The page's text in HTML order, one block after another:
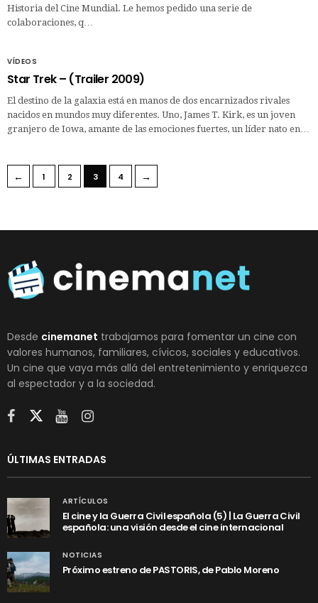
Historia del Cine Mundial. Le hemos pedido una serie de
colaboraciones, q…
VÍDEOS
Star Trek – (Trailer 2009)
El destino de la galaxia está en manos de dos encarnizados rivales
nacidos en mundos muy diferentes. Uno, James T. Kirk, es un joven
granjero de Iowa, amante de las emociones fuertes, un líder nato en…
← 1 2 3 4 →
Desde cinemanet trabajamos para fomentar un cine con
valores humanos, familiares, cívicos, sociales y educativos.
Un cine que vaya más allá del entretenimiento y enriquezca
al espectador y a la sociedad.
ÚLTIMAS ENTRADAS
ARTÍCULOS
El cine y la Guerra Civil española (5) | La Guerra Civil
española: una visión desde el cine internacional
NOTICIAS
Próximo estreno de PASTORIS, de Pablo Moreno